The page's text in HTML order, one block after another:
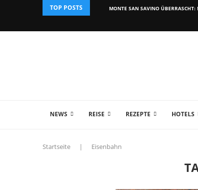
TOP POSTS MONTE SAN SAVINO
NEWS REISE REZEPTE HOTELS
Startseite | Eisenbahn